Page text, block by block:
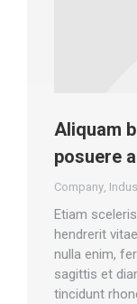
Aliquam
posuere
Company,
Etiam
hendrerit
nulla enim,
sagittis et
tincidunt